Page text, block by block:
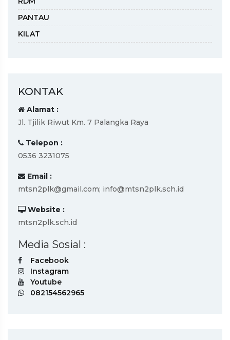
PANTAU
KILAT
KONTAK
Alamat :
Jl. Tjilik Riwut Km. 7 Palangka Raya
Telepon :
0536 3231075
Email :
mtsn2plk@gmail.com; info@mtsn2plk.sch.id
Website :
mtsn2plk.sch.id
Media Sosial :
Facebook
Instagram
Youtube
082154562965